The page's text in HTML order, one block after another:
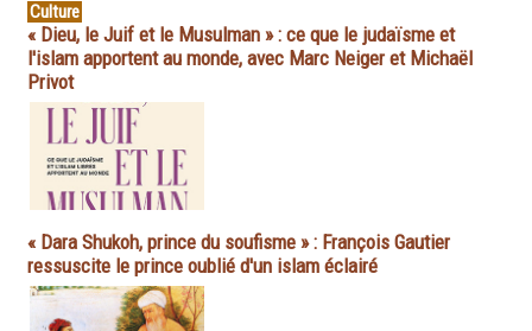
Culture
« Dieu, le Juif et le Musulman » : ce que le judaïsme et
l'islam apportent au monde, avec Marc Neiger et Michaël
Privot
« Dara Shukoh, prince du soufisme » : François Gautier
ressuscite le prince oublié d'un islam éclairé